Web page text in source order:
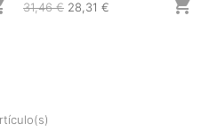
31,46 € 28,31 € 